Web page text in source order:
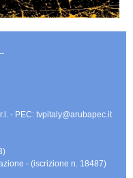
- PEC: tvpitaly@arubapec.it
- (iscrizione n. 18487)